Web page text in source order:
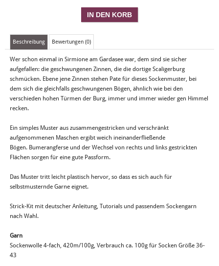
Beschreibung Bewertungen (0)
Wer schon einmal in Sirmione am Gardasee war, dem sind sie sicher
aufgefallen: die geschwungenen Zinnen, die die dortige Scaligerburg
schmücken. Ebene jene Zinnen stehen Pate für dieses Sockenmuster, bei
dem sich die gleichfalls geschwungenen Bögen, ähnlich wie bei den
verschieden hohen Türmen der Burg, immer und immer wieder gen Himmel
recken.
Ein simples Muster aus zusammengestricken und verschränkt
aufgenommenen Maschen ergibt weich ineinanderfließende
Bögen. Bumerangferse und der Wechsel von rechts und links gestrickten
Flächen sorgen für eine gute Passform.
Das Muster tritt leicht plastisch hervor, so dass es sich auch für
selbstmusternde Garne eignet.
Strick-Kit mit deutscher Anleitung, Tutorials und passendem Sockengarn
nach Wahl.
Garn
Sockenwolle 4-fach, 420m/100g, Verbrauch ca. 100g für Socken Größe 36-
43